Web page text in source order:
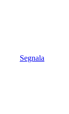
Segnala